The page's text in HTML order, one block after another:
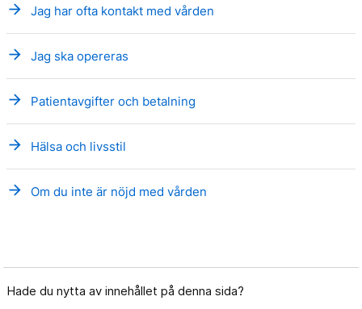
arrow_forward Jag har ofta kontakt med vården
arrow_forward Jag ska opereras
arrow_forward Patientavgifter och betalning
arrow_forward Hälsa och livsstil
arrow_forward Om du inte är nöjd med vården
Hade du nytta av innehållet på denna sida?